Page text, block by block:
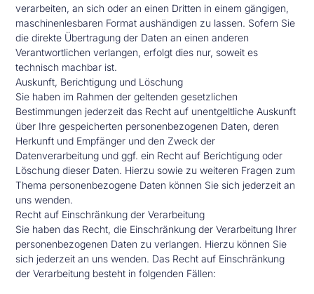
verarbeiten, an sich oder an einen Dritten in einem gängigen,
maschinenlesbaren Format aushändigen zu lassen. Sofern Sie
die direkte Übertragung der Daten an einen anderen
Verantwortlichen verlangen, erfolgt dies nur, soweit es
technisch machbar ist.
Auskunft, Berichtigung und Löschung
Sie haben im Rahmen der geltenden gesetzlichen
Bestimmungen jederzeit das Recht auf unentgeltliche Auskunft
über Ihre gespeicherten personenbezogenen Daten, deren
Herkunft und Empfänger und den Zweck der
Datenverarbeitung und ggf. ein Recht auf Berichtigung oder
Löschung dieser Daten. Hierzu sowie zu weiteren Fragen zum
Thema personenbezogene Daten können Sie sich jederzeit an
uns wenden.
Recht auf Einschränkung der Verarbeitung
Sie haben das Recht, die Einschränkung der Verarbeitung Ihrer
personenbezogenen Daten zu verlangen. Hierzu können Sie
sich jederzeit an uns wenden. Das Recht auf Einschränkung
der Verarbeitung besteht in folgenden Fällen: